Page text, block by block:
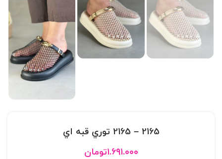
2165 – 2165 توري قبه اي
۱.۶۹۱.۰۰۰تومان